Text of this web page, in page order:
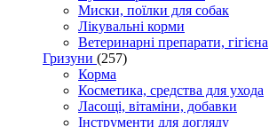
Миски, поїлки для собак
Лікувальні корми
Ветеринарні препарати, гігієна
Гризуни (257)
Корма
Косметика, средства для ухода
Ласощі, вітаміни, добавки
Інструменти для догляду